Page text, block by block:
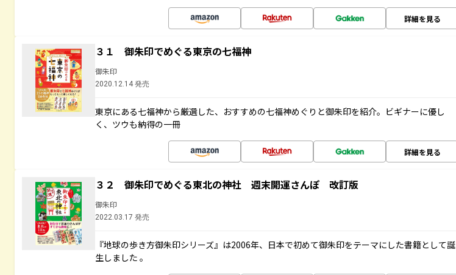
詳細を見る
３１ 御朱印でめぐる東京の七福神
御朱印
2020.12.14 発売
東京にある七福神から厳選した、おすすめの七福神めぐりと御朱印を紹介。ビギナーに優し
く、ツウも納得の一冊
詳細を見る
３２ 御朱印でめぐる東北の神社 週末開運さんぽ 改訂版
御朱印
2022.03.17 発売
『地球の歩き方御朱印シリーズ』は2006年、日本で初めて御朱印をテーマにした書籍として誕
生しました 。